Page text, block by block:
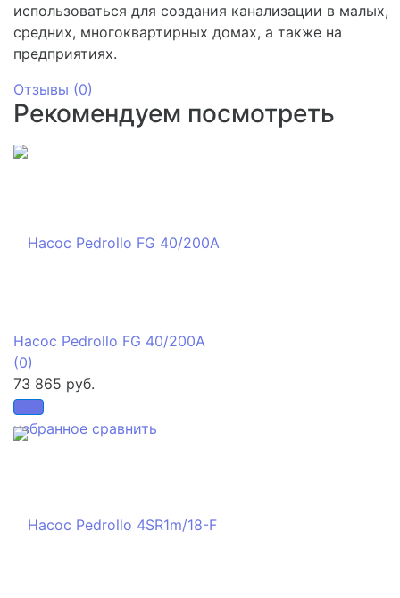
использоваться для создания канализации в малых,
средних, многоквартирных домах, а также на
предприятиях.
Отзывы (0)
Рекомендуем посмотреть
избранное сравнить
Насос Pedrollo FG 40/200A
(0)
73 865 руб.